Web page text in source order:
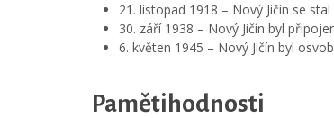
21. listopad 1918 – Nový Jičín se stal
30. září 1938 – Nový Jičín byl
6. květen 1945 – Nový Jičín byl
Pamětihodnosti